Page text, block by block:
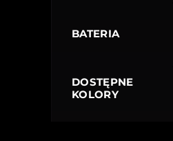
BATERIA
DOSTĘPNE
KOLORY